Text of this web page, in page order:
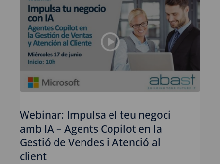
Webinar: Impulsa el teu negoci
amb IA – Agents Copilot en la
Gestió de Vendes i Atenció al
client